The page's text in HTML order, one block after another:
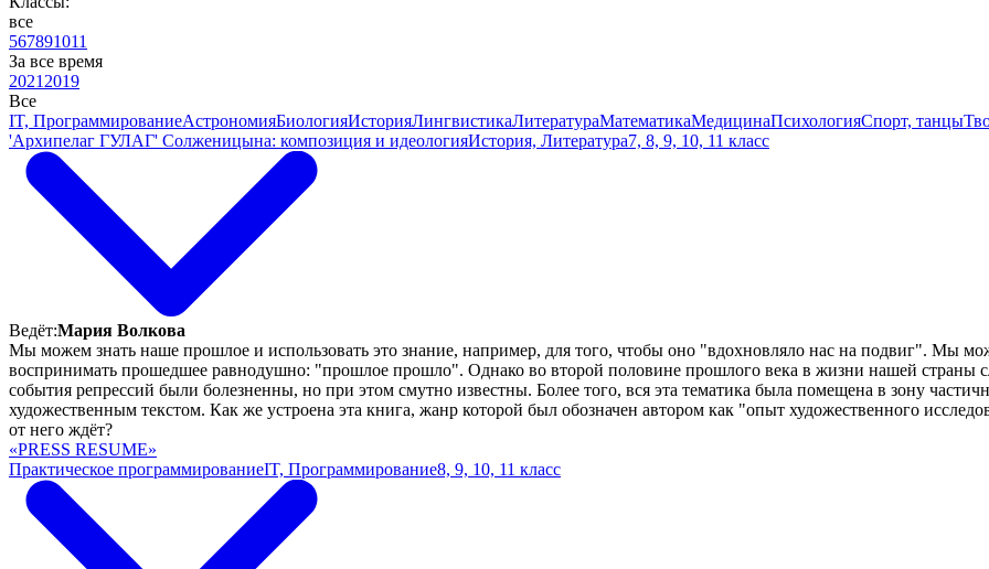
все
567891011
За все время
2021 2019
Все
IT, ПрограммированиеАстрономияБиологияИсторияЛингвистикаЛитератураМатематикаМедицинаПсихологияСпорт, танцы
'Архипелаг ГУЛАГ' Солженицына: композиция и идеологияИстория, Литература7, 8, 9, 10, 11 класс
Ведёт:Мария Волкова
Мы можем знать наше прошлое и использовать это знание, например, для того, чтобы оно "вдохновляло нас на подвиг". Мы
воспринимать прошедшее равнодушно: "прошлое прошло". Однако во второй половине прошлого века в жизни нашей страны
события репрессий были болезненны, но при этом смутно известны. Более того, вся эта тематика была помещена в зону
художественным текстом. Как же устроена эта книга, жанр которой был обозначен автором как "опыт художественного
от него ждёт?
«PRESS RESUME»
Практическое программированиеIT, Программирование8, 9, 10, 11 класс